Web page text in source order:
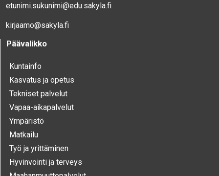
etunimi.sukunimi@edu.sakyla.fi
kirjaamo@sakyla.fi
Päävalikko
Kunta­info
Kasvatus ja opetus
Tekniset palvelut
Vapaa-aika­palvelut
Ympä­ristö
Mat­kailu
Työ ja yrittä­minen
Hyvinvointi ja terveys